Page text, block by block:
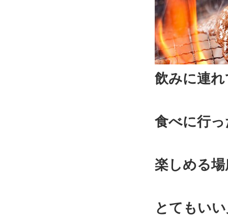
飲みに連
食べに行
楽しめる
とてもい